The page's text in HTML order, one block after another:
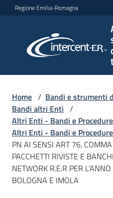
Vai al contenuto
Vai alla navigazione
Vai al footer
Regione Emilia-Romagna
per lo
sviluppo
L'Agenzia
Bandi
Home / Bandi e strumenti
Bandi altri Enti /
Altri Enti - Bandi e
Altri Enti - Bandi e
PN AI SENSI ART 76,
PACCHETTI RIVISTE E
NETWORK R.E.R PER
BOLOGNA E IMOLA